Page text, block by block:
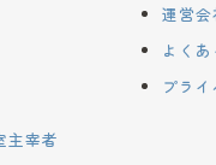
主宰者
運営会
よく
プラ